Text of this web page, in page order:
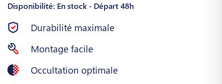
Disponibilité: En stock - Départ 48h
Durabilité maximale
Montage facile
Occultation optimale